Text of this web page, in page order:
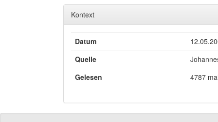
Kontext
Datum
Quelle
Gelesen
4787